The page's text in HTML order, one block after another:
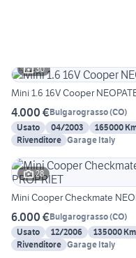
30
Mini 1.6 16V Cooper
4.000 €Bulgarograsso(CO)
Usato
04/2003 165000
Rivenditore Garage Italy
28
Mini Cooper Checkmate
6.000 €Bulgarograsso(CO)
Usato
12/2006 135000 Km
Rivenditore Garage Italy